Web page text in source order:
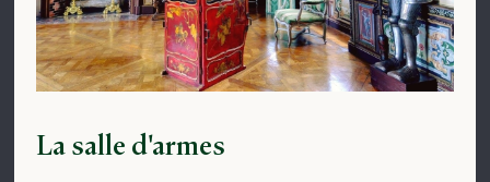
La salle d'armes